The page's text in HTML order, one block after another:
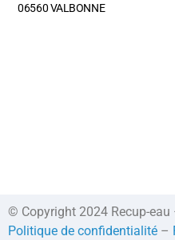
06560 VALBONNE
© Copyright 2024 Recup-
Politique de confidentialité –